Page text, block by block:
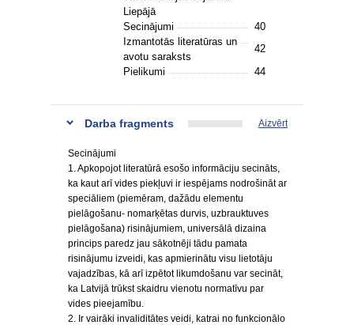
Liepājā
Secinājumi
40
Izmantotās literatūras un
avotu saraksts
42
Pielikumi
44
Darba fragments Aizvērt
Secinājumi
1. Apkopojot literatūrā esošo informāciju secināts,
ka kaut arī vides piekļuvi ir iespējams nodrošināt ar
speciāliem (piemēram, dažādu elementu
pielāgošanu- nomarķētas durvis, uzbrauktuves
pielāgošana) risinājumiem, universālā dizaina
princips paredz jau sākotnēji tādu pamata
risinājumu izveidi, kas apmierinātu visu lietotāju
vajadzības, kā arī izpētot likumdošanu var secināt,
ka Latvijā trūkst skaidru vienotu normatīvu par
vides pieejamību.
2. Ir vairāki invaliditātes veidi, katrai no funkcionālo